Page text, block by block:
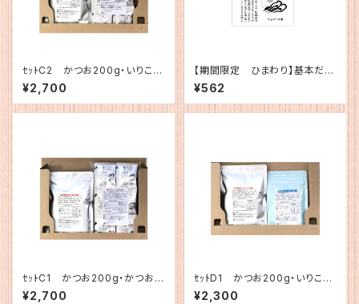
ｾｯﾄC2 かつお200g・いりこ簡
易1
¥2,700
【期間限定 ひまわり】基本だし
かつお（5g×12）
¥562
ｾｯﾄC1 かつお200g・かつお簡
易1
¥2,700
ｾｯﾄD1 かつお200g・いりこ12
0g
¥2,300